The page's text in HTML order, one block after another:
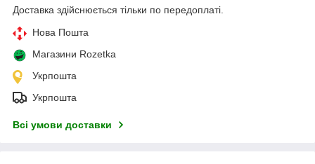
Доставка здійснюється тільки по передоплаті.
Нова Пошта
Магазини Rozetka
Укрпошта
Укрпошта
Всі умови доставки